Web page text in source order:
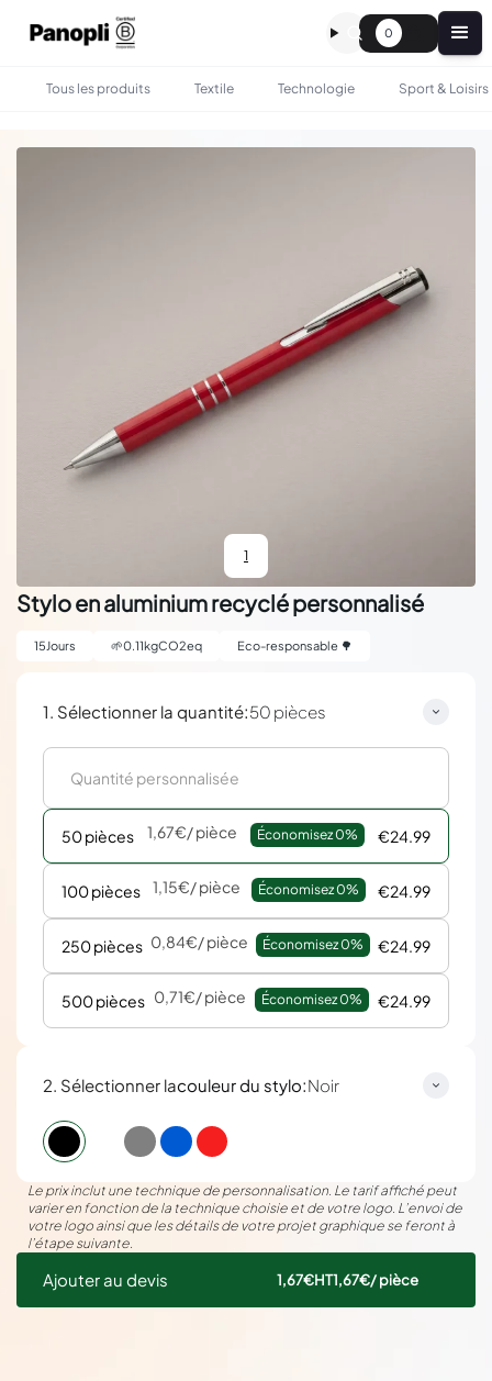
0
Tous les produits Textile Technologie Sport & Loisirs
1
Stylo en aluminium recyclé personnalisé
15 Jours 🌱0.11kgCO2eq Eco-responsable 🌳
1. Sélectionner la quantité:50 pièces
50 pièces 1,67€/ pièce Économisez 0% €24.99
100 pièces 1,15€/ pièce Économisez 0% €24.99
250 pièces 0,84€/ pièce Économisez 0% €24.99
500 pièces 0,71€/ pièce Économisez 0% €24.99
2. Sélectionner lacouleur du stylo:Noir
Le prix inclut une technique de personnalisation. Le tarif affiché peut
varier en fonction de la technique choisie et de votre logo. L’envoi de
votre logo ainsi que les détails de votre projet graphique se feront à
l’étape suivante.
Ajouter au devis 1,67€HT1,67€/ pièce